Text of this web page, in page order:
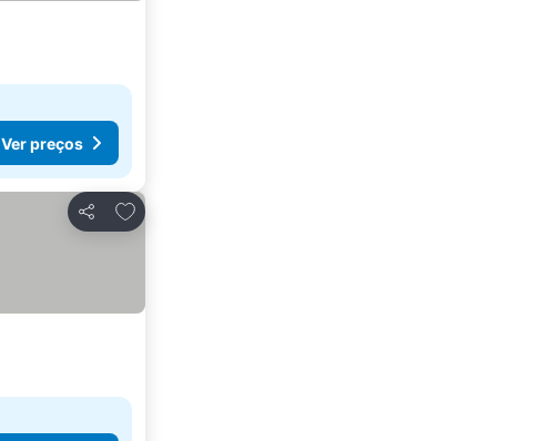
Ver preços
Partilhar
Adicionar aos favoritos